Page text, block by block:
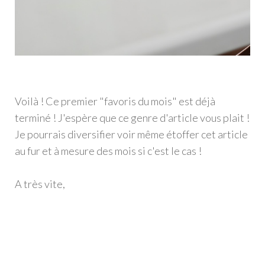
Voilà ! Ce premier "favoris du mois" est déjà
terminé ! J'espère que ce genre d'article vous plait !
Je pourrais diversifier voir même étoffer cet article
au fur et à mesure des mois si c'est le cas !
A très vite,